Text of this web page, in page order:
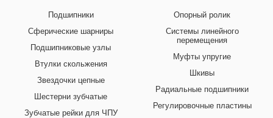
Подшипники
Сферические шарниры
Подшипниковые узлы
Втулки скольжения
Звездочки цепные
Шестерни зубчатые
Зубчатые рейки для ЧПУ
Опорный ролик
Системы линейного
перемещения
Муфты упругие
Шкивы
Радиальные подшипники
Регулировочные пластины